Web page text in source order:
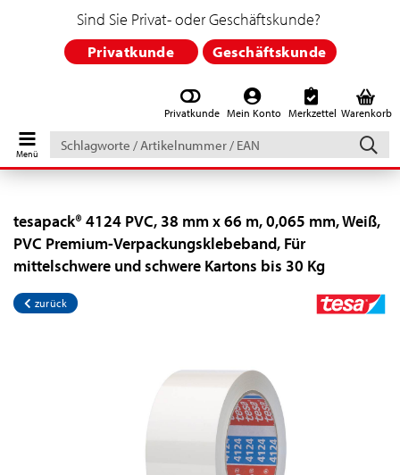
Privatkunde Mein Konto Merkzettel Warenkorb
Schlagworte
/
Artikelnummer
EAN
Sind Sie Privat- oder Geschäftskunde?
Privatkunde Geschäftskunde
tesapack® 4124 PVC, 38 mm x 66 m, 0,065 mm, Weiß,
PVC Premium-Verpackungsklebeband, Für
mittelschwere und schwere Kartons bis 30 Kg
zurück